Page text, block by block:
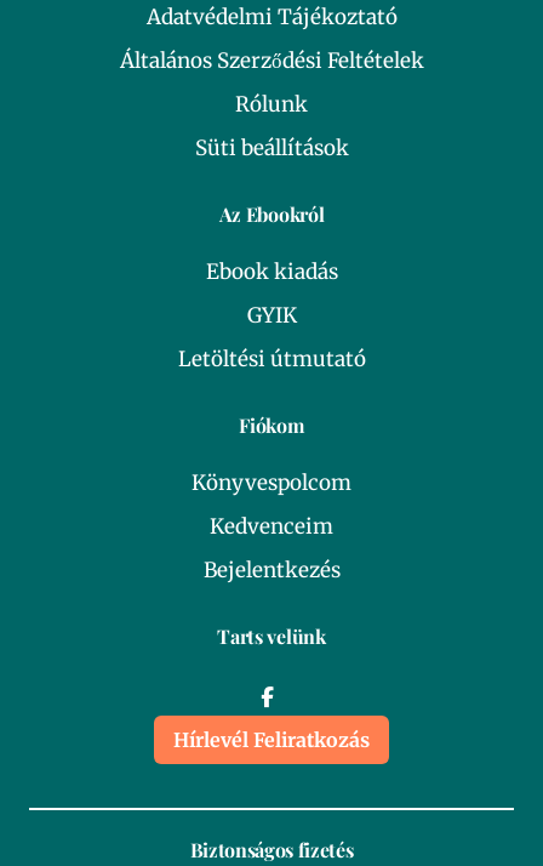
Adatvédelmi Tájékoztató
Általános Szerződési Feltételek
Rólunk
Süti beállítások
Az Ebookról
Ebook kiadás
GYIK
Letöltési útmutató
Fiókom
Könyvespolcom
Kedvenceim
Bejelentkezés
Tarts velünk
Hírlevél Feliratkozás
Biztonságos fizetés